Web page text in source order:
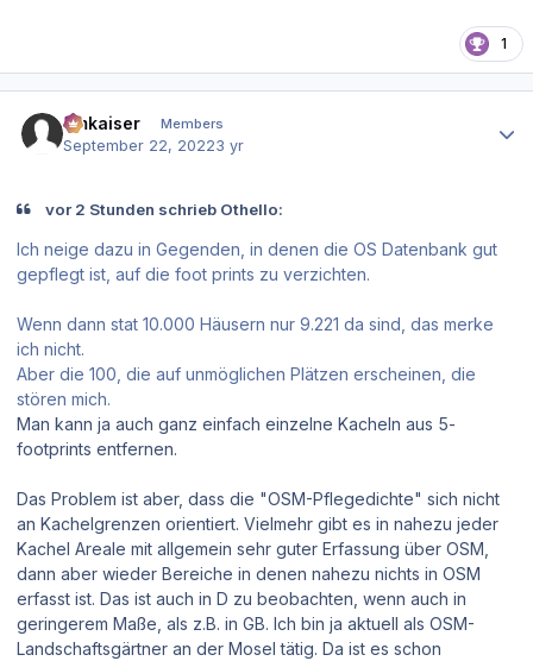
1
hmkaiser Members
September 22, 20223 yr
vor 2 Stunden schrieb Othello:
Ich neige dazu in Gegenden, in denen die OS Datenbank gut
gepflegt ist, auf die foot prints zu verzichten.
Wenn dann stat 10.000 Häusern nur 9.221 da sind, das merke
ich nicht.
Aber die 100, die auf unmöglichen Plätzen erscheinen, die
stören mich.
Man kann ja auch ganz einfach einzelne Kacheln aus 5-
footprints entfernen.
Das Problem ist aber, dass die "OSM-Pflegedichte" sich nicht
an Kachelgrenzen orientiert. Vielmehr gibt es in nahezu jeder
Kachel Areale mit allgemein sehr guter Erfassung über OSM,
dann aber wieder Bereiche in denen nahezu nichts in OSM
erfasst ist. Das ist auch in D zu beobachten, wenn auch in
geringerem Maße, als z.B. in GB. Ich bin ja aktuell als OSM-
Landschaftsgärtner an der Mosel tätig. Da ist es schon